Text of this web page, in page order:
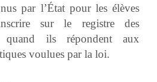
par l’État pour les élèves
sur le registre des
quand ils répondent aux
voulues par la loi.